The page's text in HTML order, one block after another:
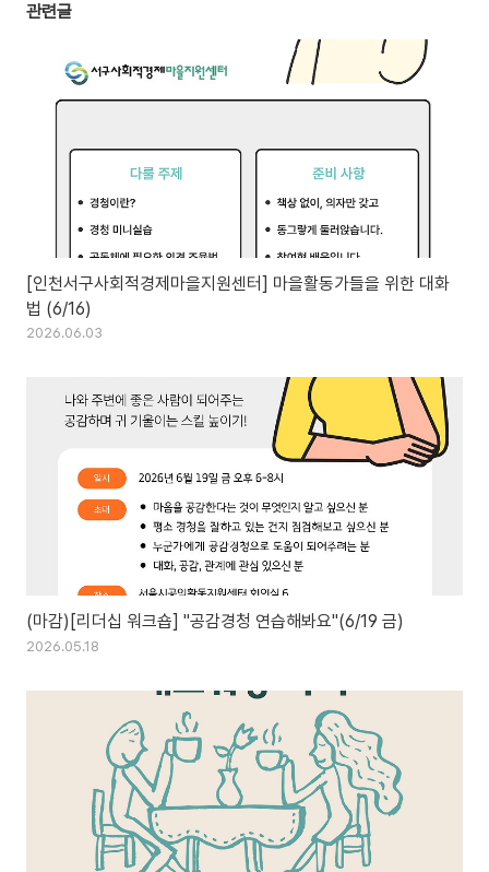
관련글
[인천서구사회적경제마을지원센터] 마을활동가들을 위한 대화
법 (6/16)
2026.06.03
(마감)[리더십 워크숍] "공감경청 연습해봐요"(6/19 금)
2026.05.18